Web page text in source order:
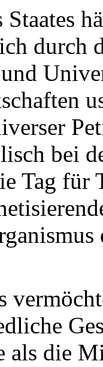
durch
bei
Tag für
die